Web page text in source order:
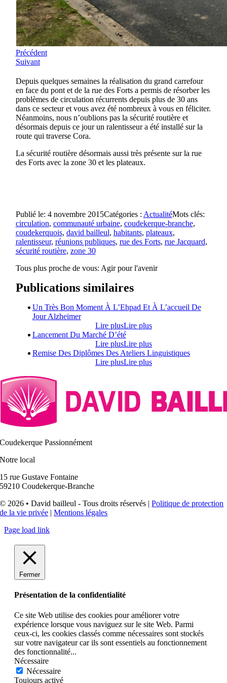
Précédent
Suivant
Depuis quelques semaines la réalisation du grand carrefour
en face du pont et de la rue des Forts a permis de résorber les
problèmes de circulation récurrents depuis plus de 30 ans
dans ce secteur et vous avez été nombreux à vous en féliciter.
Néanmoins, nous n’oublions pas la sécurité routière et
désormais depuis ce jour un ralentisseur a été installé sur la
route qui traverse Cora.
La sécurité routière désormais aussi très présente sur la rue
des Forts avec la zone 30 et les plateaux.
Publié le: 4 novembre 2015Catégories : ActualitéMots clés:
circulation, communauté urbaine, coudekerque-branche,
coudekerquois, david bailleul, habitants, plateaux,
ralentisseur, réunions publiques, rue des Forts, rue Jacquard,
sécurité routière, zone 30
Tous plus proche de vous: Agir pour l'avenir
Publications similaires
Un Très Bon Moment À L’Ehpad Et À L’accueil De
Jour Alzheimer
Lire plusLire plus
Lancement Du Marché D’été
Lire plusLire plus
Remise Des Diplômes Des Ateliers Linguistiques
Lire plusLire plus
Coudekerque Passionnément
Notre local
15 rue Gustave Fontaine
59210 Coudekerque-Branche
© 2026 • David bailleul - Tous droits réservés |Politique de protection
de la vie privée |Mentions légales
Page load link
Fermer
Présentation de la confidentialité
Ce site Web utilise des cookies pour améliorer votre
expérience lorsque vous naviguez sur le site Web. Parmi
ceux-ci, les cookies classés comme nécessaires sont stockés
sur votre navigateur car ils sont essentiels au fonctionnement
des fonctionnalité...
Nécessaire
Nécessaire
Toujours activé